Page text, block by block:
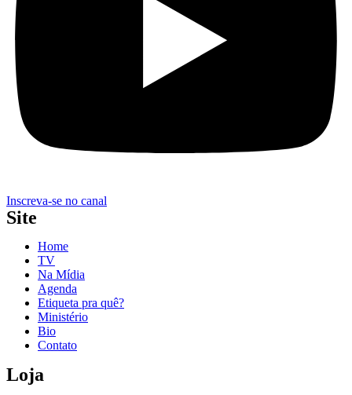
Inscreva-se no canal
Site
Home
TV
Na Mídia
Agenda
Etiqueta pra quê?
Ministério
Bio
Contato
Loja